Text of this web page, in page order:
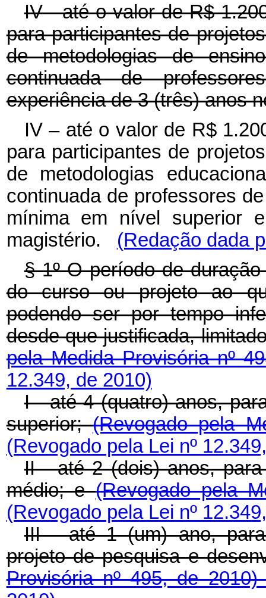
IV - até o valor de R$
para participantes de
de metodologias de
continuada de
experiência de 3 (três) anos
IV – até o valor de R$
para participantes de
de metodologias
continuada de professores
mínima em nível superior
magistério. (Redação dada
§ 1º O período de
do curso ou projeto ao
podendo ser por tempo
desde que justificada,
pela Medida Provisória nº
12.349, de 2010)
I - até 4 (quatro) anos,
superior;(Revogado pela
(Revogado pela Lei nº
II - até 2 (dois) anos,
médio; e(Revogado pela
(Revogado pela Lei nº
III - até 1 (um) ano,
projeto de pesquisa e
Provisória nº 495, de